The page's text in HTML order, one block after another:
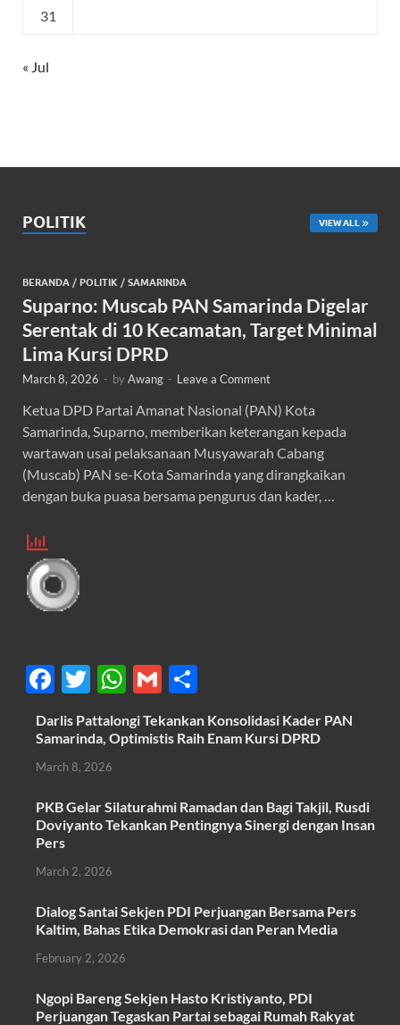
31
« Jul
POLITIK VIEW ALL
BERANDA / POLITIK / SAMARINDA
Suparno: Muscab PAN Samarinda Digelar
Serentak di 10 Kecamatan, Target Minimal
Lima Kursi DPRD
March 8, 2026 - byAwang - Leave a Comment
Ketua DPD Partai Amanat Nasional (PAN) Kota
Samarinda, Suparno, memberikan keterangan kepada
wartawan usai pelaksanaan Musyawarah Cabang
(Muscab) PAN se-Kota Samarinda yang dirangkaikan
dengan buka puasa bersama pengurus dan kader, …
F
ac
e
b
o
o
k
T
w
itt
er
W
h
at
A
p
G
m
ail
h
ar
Darlis Pattalongi Tekankan Konsolidasi Kader PAN
Samarinda, Optimistis Raih Enam Kursi DPRD
March 8, 2026
PKB Gelar Silaturahmi Ramadan dan Bagi Takjil, Rusdi
Doviyanto Tekankan Pentingnya Sinergi dengan Insan
Pers
March 2, 2026
Dialog Santai Sekjen PDI Perjuangan Bersama Pers
Kaltim, Bahas Etika Demokrasi dan Peran Media
February 2, 2026
Ngopi Bareng Sekjen Hasto Kristiyanto, PDI
Perjuangan Tegaskan Partai sebagai Rumah Rakyat